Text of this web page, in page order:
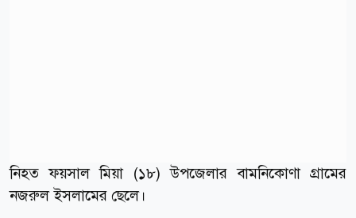
নিহত ফয়সাল মিয়া (১৮) উপজেলার বামনিকোণা গ্রামের
নজরুল ইসলামের ছেলে।